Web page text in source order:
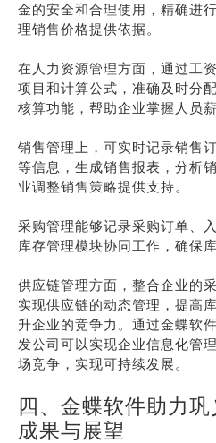
金的安全和合理使用，精确进
理销售价格提供依据。
在人力资源管理方面，通过工
项目和计算公式，准确及时分
核算功能，帮助企业掌握人员
销售管理上，可实时记录销售
等信息，生成销售报表，分析
业调整销售策略提供支持。
采购管理能够记录采购订单、
库存管理模块协同工作，确保
供应链管理方面，整合企业的
实现供应链的动态管理，提高
升企业的竞争力。通过金蝶软
发公司可以实现企业信息化管
场竞争，实现可持续发展。
四、金蝶软件助力
成果与展望